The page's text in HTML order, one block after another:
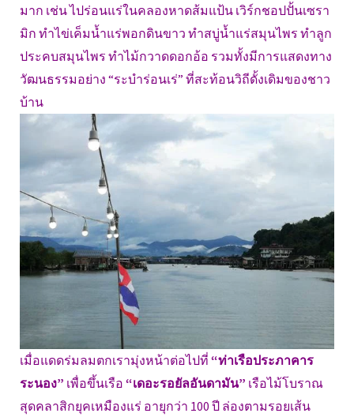
มาก เช่น ไปร่อนแร่ในคลองหาดส้มแป้น เวิร์กชอปปั้นเซรา
มิก ทำไข่เค็มน้ำแร่พอกดินขาว ทำสบู่น้ำแร่สมุนไพร ทำลูก
ประคบสมุนไพร ทำไม้กวาดดอกอ้อ รวมทั้งมีการแสดงทาง
วัฒนธรรมอย่าง “ระบำร่อนเร่” ที่สะท้อนวิถีดั้งเดิมของชาว
บ้าน
เมื่อแดดร่มลมตกเรามุ่งหน้าต่อไปที่ “ท่าเรือประภาคาร
ระนอง” เพื่อขึ้นเรือ “เดอะรอยัลอันดามัน” เรือไม้โบราณ
สุดคลาสิกยุคเหมืองแร่ อายุกว่า 100 ปี ล่องตามรอยเส้น